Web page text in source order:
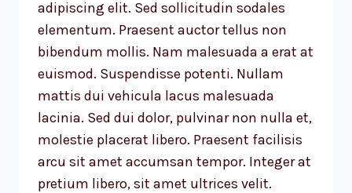
adipiscing elit. Sed sollicitudin sodales
elementum. Praesent auctor tellus non
bibendum mollis. Nam malesuada a erat at
euismod. Suspendisse potenti. Nullam
mattis dui vehicula lacus malesuada
lacinia. Sed dui dolor, pulvinar non nulla et,
molestie placerat libero. Praesent facilisis
arcu sit amet accumsan tempor. Integer at
pretium libero, sit amet ultrices velit.